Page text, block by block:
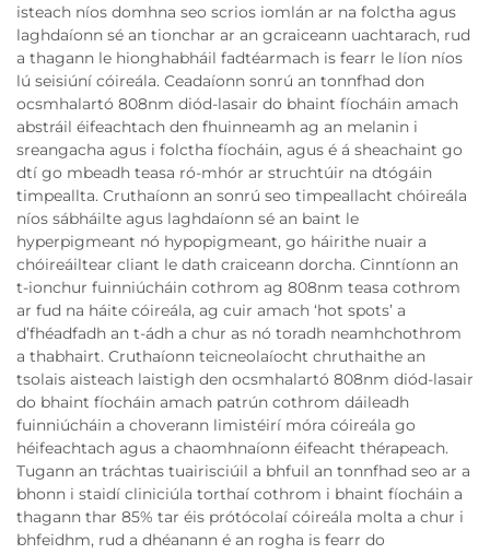
isteach níos domhna seo scrios iomlán ar na folctha agus
laghdaíonn sé an tionchar ar an gcraiceann uachtarach, rud
a thagann le hionghabháil fadtéarmach is fearr le líon níos
lú seisiúní cóireála. Ceadaíonn sonrú an tonnfhad don
ocsmhalartó 808nm diód-lasair do bhaint fíocháin amach
abstráil éifeachtach den fhuinneamh ag an melanin i
sreangacha agus i folctha fíocháin, agus é á sheachaint go
dtí go mbeadh teasa ró-mhór ar struchtúir na dtógáin
timpeallta. Cruthaíonn an sonrú seo timpeallacht chóireála
níos sábháilte agus laghdaíonn sé an baint le
hyperpigmeant nó hypopigmeant, go háirithe nuair a
chóireáiltear cliant le dath craiceann dorcha. Cinntíonn an
t-ionchur fuinniúcháin cothrom ag 808nm teasa cothrom
ar fud na háite cóireála, ag cuir amach ‘hot spots’ a
d’fhéadfadh an t-ádh a chur as nó toradh neamhchothrom
a thabhairt. Cruthaíonn teicneolaíocht chruthaithe an
tsolais aisteach laistigh den ocsmhalartó 808nm diód-lasair
do bhaint fíocháin amach patrún cothrom dáileadh
fuinniúcháin a choverann limistéirí móra cóireála go
héifeachtach agus a chaomhnaíonn éifeacht thérapeach.
Tugann an tráchtas tuairisciúil a bhfuil an tonnfhad seo ar a
bhonn i staidí cliniciúla torthaí cothrom i bhaint fíocháin a
thagann thar 85% tar éis prótócolaí cóireála molta a chur i
bhfeidhm, rud a dhéanann é an rogha is fearr do